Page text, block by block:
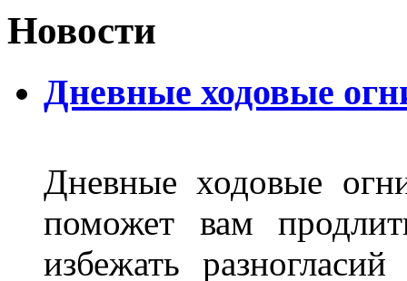
Новости
Дневные ходовые
Дневные ходовые
поможет вам
избежать